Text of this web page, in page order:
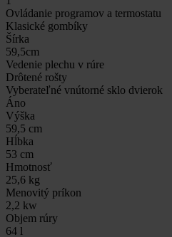
Ovládanie programov a termostatu
Klasické gombíky
Šírka
59,5cm
Vedenie plechu v rúre
Drôtené rošty
Vyberateľné vnútorné sklo dvierok
Áno
Výška
59,5 cm
Hĺbka
53 cm
Hmotnosť
25,6 kg
Menovitý príkon
2,2 kw
Objem rúry
64 l